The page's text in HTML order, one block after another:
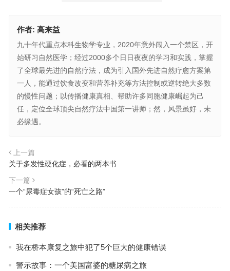
作者: 高来益
九十年代重点本科生物学专业，2020年意外闯入一个禁区，开
始研习自然医学；经过2000多个日日夜夜的学习和实践，掌握
了全球最先进的自然疗法，成为引入国外先进自然疗愈方案第
一人，能通过饮食改变和营养补充等方法控制或逆转绝大多数
的慢性问题；以传播健康真相、帮助许多同胞健康崛起为己
任，定位全球顶尖自然疗法中国第一讲师；然，风景虽好，未
必缘遇。
上一篇
关于多发性硬化症，必看的两本书
下一篇
一个“尿毒症女孩”的“死亡之路”
相关推荐
我在桥本康复之旅中犯了5个巨大的健康错误
警示故事：一个美国富婆的糖尿病之旅